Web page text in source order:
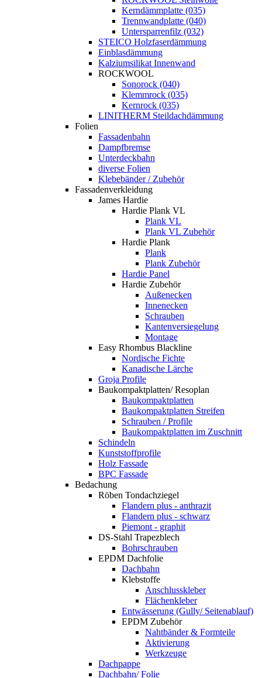
Kerndämmplatte (035)
Trennwandplatte (040)
Untersparrenfilz (032)
STEICO Holzfaserdämmung
Einblasdämmung
Kalziumsilikat Innenwand
ROCKWOOL
Sonorock (040)
Klemmrock (035)
Kernrock (035)
LINITHERM Steildachdämmung
Folien
Fassadenbahn
Dampfbremse
Unterdeckbahn
diverse Folien
Klebebänder / Zubehör
Fassadenverkleidung
James Hardie
Hardie Plank VL
Plank VL
Plank VL Zubehör
Hardie Plank
Plank
Plank Zubehör
Hardie Panel
Hardie Zubehör
Außenecken
Innenecken
Schrauben
Kantenversiegelung
Montage
Easy Rhombus Blackline
Nordische Fichte
Kanadische Lärche
Groja Profile
Baukompaktplatten/ Resoplan
Baukompaktplatten
Baukompaktplatten Streifen
Schrauben / Profile
Baukompaktplatten im Zuschnitt
Schindeln
Kunststoffprofile
Holz Fassade
BPC Fassade
Bedachung
Röben Tondachziegel
Flandern plus - anthrazit
Flandern plus - schwarz
Piemont - graphit
DS-Stahl Trapezblech
Bohrschrauben
EPDM Dachfolie
Dachbahn
Klebstoffe
Anschlusskleber
Flächenkleber
Entwässerung (Gully/ Seitenablauf)
EPDM Zubehör
Nahtbänder & Formteile
Aktivierung
Werkzeuge
Dachpappe
Dachbahn/ Folie